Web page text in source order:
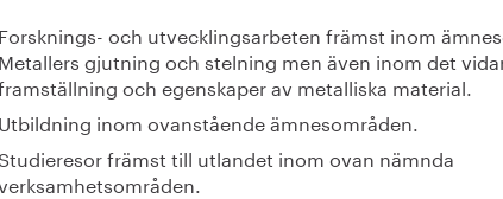
Forsknings- och utvecklingsarbeten främst inom
Metallers gjutning och stelning men även inom det
och egenskaper av metalliska material.
Utbildning inom ovanstående ämnesområden.
Studieresor främst till utlandet inom ovan nämnda